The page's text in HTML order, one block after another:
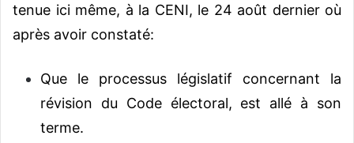
tenue ici même, à la CENI, le 24 août dernier où
après avoir constaté:
Que le processus législatif concernant la
révision du Code électoral, est allé à son
terme.